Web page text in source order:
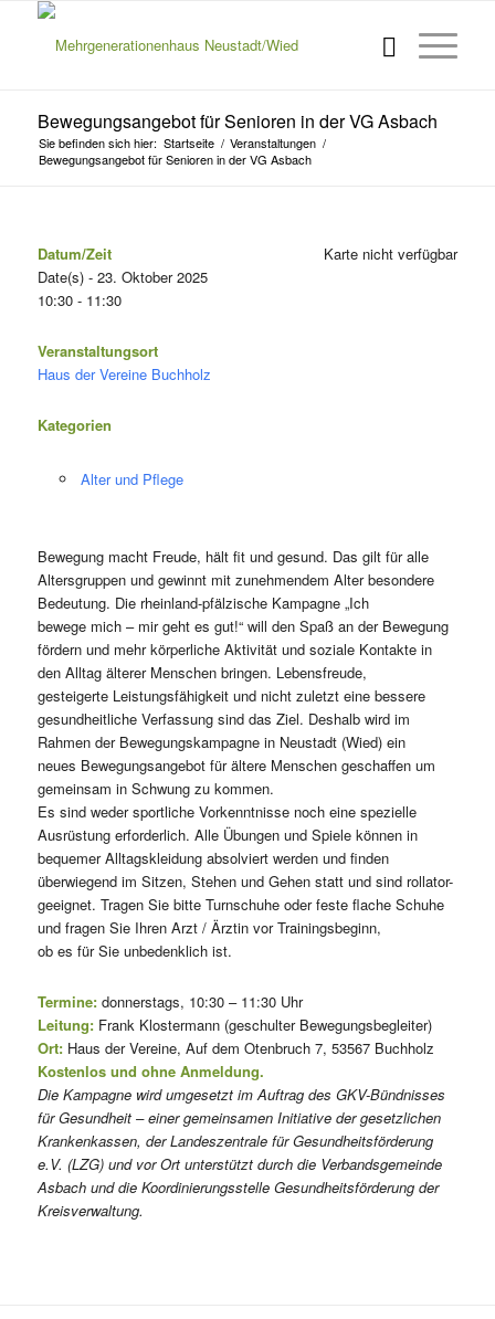
Bewegungsangebot für Senioren in der VG Asbach
Sie befinden sich hier: Startseite / Veranstaltungen /
Bewegungsangebot für Senioren in der VG Asbach
Karte nicht verfügbar
Datum/Zeit
Date(s) - 23. Oktober 2025
10:30 - 11:30
Veranstaltungsort
Haus der Vereine Buchholz
Kategorien
Alter und Pflege
Bewegung macht Freude, hält fit und gesund. Das gilt für alle
Altersgruppen und gewinnt mit zunehmendem Alter besondere
Bedeutung. Die rheinland-pfälzische Kampagne „Ich
bewege mich – mir geht es gut!“ will den Spaß an der Bewegung
fördern und mehr körperliche Aktivität und soziale Kontakte in
den Alltag älterer Menschen bringen. Lebensfreude,
gesteigerte Leistungsfähigkeit und nicht zuletzt eine bessere
gesundheitliche Verfassung sind das Ziel. Deshalb wird im
Rahmen der Bewegungskampagne in Neustadt (Wied) ein
neues Bewegungsangebot für ältere Menschen geschaffen um
gemeinsam in Schwung zu kommen.
Es sind weder sportliche Vorkenntnisse noch eine spezielle
Ausrüstung erforderlich. Alle Übungen und Spiele können in
bequemer Alltagskleidung absolviert werden und finden
überwiegend im Sitzen, Stehen und Gehen statt und sind rollator-
geeignet. Tragen Sie bitte Turnschuhe oder feste flache Schuhe
und fragen Sie Ihren Arzt / Ärztin vor Trainingsbeginn,
ob es für Sie unbedenklich ist.
Termine: donnerstags, 10:30 – 11:30 Uhr
Leitung:Frank Klostermann (geschulter Bewegungsbegleiter)
Ort:Haus der Vereine, Auf dem Otenbruch 7, 53567 Buchholz
Kostenlos und ohne Anmeldung.
Die Kampagne wird umgesetzt im Auftrag des GKV-Bündnisses
für Gesundheit – einer gemeinsamen Initiative der gesetzlichen
Krankenkassen, der Landeszentrale für Gesundheitsförderung
e.V. (LZG) und vor Ort unterstützt durch die Verbandsgemeinde
Asbach und die Koordinierungsstelle Gesundheitsförderung der
Kreisverwaltung.